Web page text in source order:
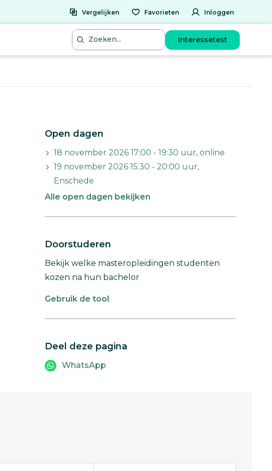
Vergelijken Favorieten Inloggen
Interessetest
Open dagen
18 november 2026 17:00 - 19:30 uur, online
19 november 2026 15:30 - 20:00 uur,
Enschede
Alle open dagen bekijken
Doorstuderen
Bekijk welke masteropleidingen studenten
kozen na hun bachelor
Gebruik de tool
Deel deze pagina
WhatsApp